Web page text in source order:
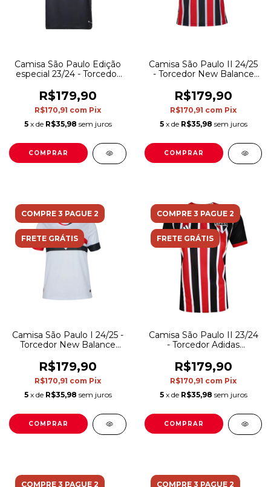
Camisa São Paulo Edição
especial 23/24 - Torcedor
com detalhes em
vermelho e branco
R$179,90
R$170,91 com Pix
5 x de R$35,98 sem juros
COMPRAR
Camisa São Paulo II 24/25
- Torcedor New Balance
R$179,90
R$170,91 com Pix
5 x de R$35,98 sem juros
COMPRAR
COMPRE 3 PAGUE 2
FRETE GRÁTIS
Camisa São Paulo I 24/25 -
Torcedor New Balance
R$179,90
R$170,91 com Pix
5 x de R$35,98 sem juros
COMPRAR
COMPRE 3 PAGUE 2
FRETE GRÁTIS
Camisa São Paulo II 23/24
- Torcedor Adidas
preta
R$179,90
R$170,91 com Pix
5 x de R$35,98 sem juros
COMPRAR
COMPRE 3 PAGUE 2 COMPRE 3 PAGUE 2